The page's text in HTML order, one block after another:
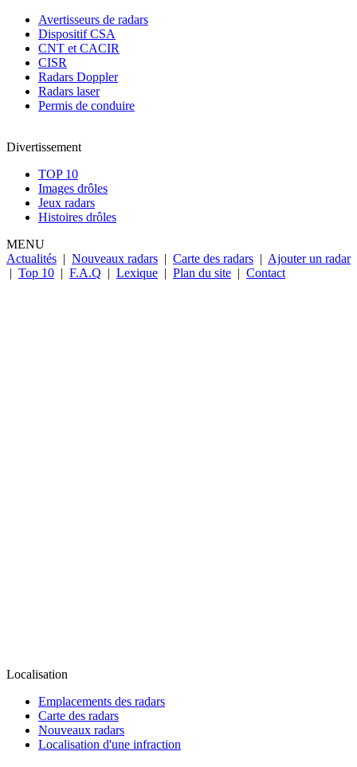
Avertisseurs de radars
Dispositif CSA
CNT et CACIR
CISR
Radars Doppler
Radars laser
Permis de conduire
Divertissement
TOP 10
Images drôles
Jeux radars
Histoires drôles
MENU
Actualités | Nouveaux radars | Carte des radars | Ajouter un radar
| Top 10 | F.A.Q | Lexique | Plan du site | Contact
Localisation
Emplacements des radars
Carte des radars
Nouveaux radars
Localisation d'une infraction